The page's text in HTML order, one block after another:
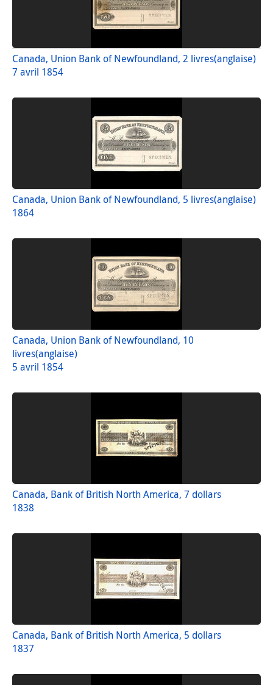
Canada, Union Bank of Newfoundland, 2 livres(anglaise)
7 avril 1854
Canada, Union Bank of Newfoundland, 5 livres(anglaise)
1864
Canada, Union Bank of Newfoundland, 10
livres(anglaise)
5 avril 1854
Canada, Bank of British North America, 7 dollars
1838
Canada, Bank of British North America, 5 dollars
1837